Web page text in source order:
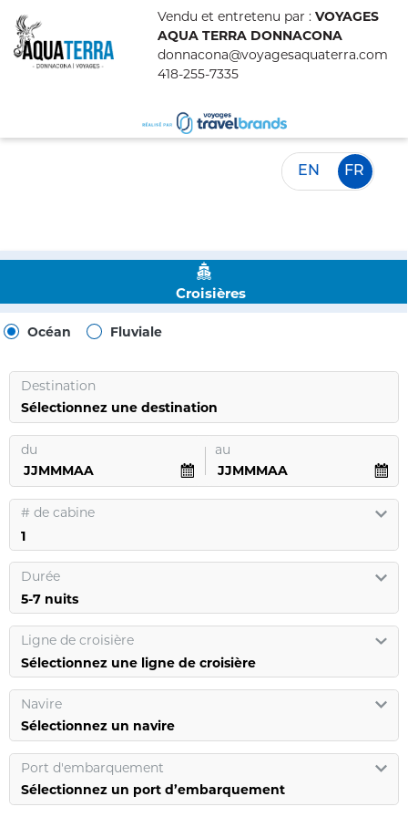
Vendu et entretenu par : VOYAGES
AQUA TERRA DONNACONA
donnacona@voyagesaquaterra.com
418-255-7335
EN FR
Croisières
Océan Fluviale
Destination
Sélectionnez une destination
du au
# de cabine
Durée
Ligne de croisière
Sélectionnez une ligne de croisière
Navire
Sélectionnez un navire
Port d'embarquement
Sélectionnez un port d’embarquement